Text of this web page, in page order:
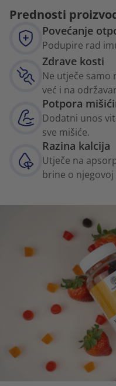
Prednosti
Povećanje
Podupire rad
Zdrave kosti
Ne utječe samo
već i na
Potpora
Dodatni unos
sve mišiće.
Razina kalcija
Utječe na
brine o